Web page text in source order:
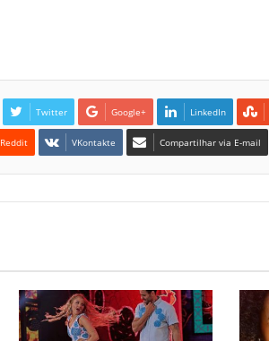
Twitter Google+ LinkedIn
Reddit VKontakte Compartilhar via E-mail